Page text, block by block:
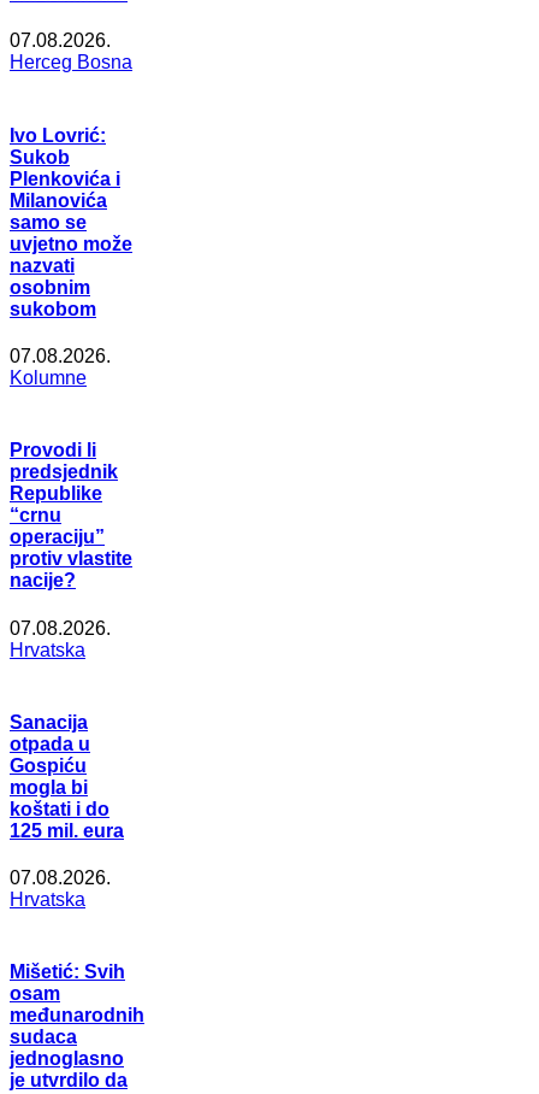
07.08.2026.
Herceg Bosna
Ivo Lovrić:
Sukob
Plenkovića i
Milanovića
samo se
uvjetno može
nazvati
osobnim
sukobom
07.08.2026.
Kolumne
Provodi li
predsjednik
Republike
“crnu
operaciju”
protiv vlastite
nacije?
07.08.2026.
Hrvatska
Sanacija
otpada u
Gospiću
mogla bi
koštati i do
125 mil. eura
07.08.2026.
Hrvatska
Mišetić: Svih
osam
međunarodnih
sudaca
jednoglasno
je utvrdilo da